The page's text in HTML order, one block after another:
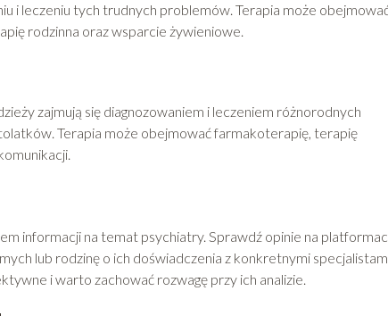
i leczeniu tych trudnych problemów. Terapia może
rodzinna oraz wsparcie żywieniowe.
zajmują się diagnozowaniem i leczeniem różnorodnych
Terapia może obejmować farmakoterapię, terapię
informacji na temat psychiatry. Sprawdź opinie na
lub rodzinę o ich doświadczenia z konkretnymi
i warto zachować rozwagę przy ich analizie.